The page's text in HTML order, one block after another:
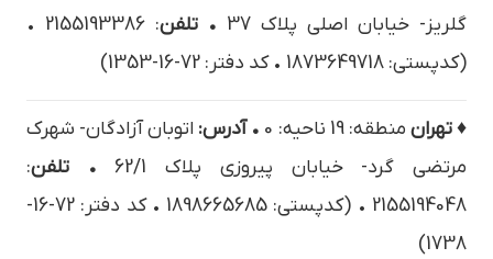
گلریز- خیابان اصلی پلاک 37
• تلفن
: 2155193386 •
(کدپستی: 1873649718 • کد دفتر: 72-16-1353)
♦ تهران منطقه: 19 ناحیه: 0 • آدرس: اتوبان آزادگان- شهرك
مرتضي گرد- خيابان پيروزي پلاک 62/1
• تلفن:
2155194048 • (کدپستی: 1898665685 • کد دفتر: 72-16-
1738)